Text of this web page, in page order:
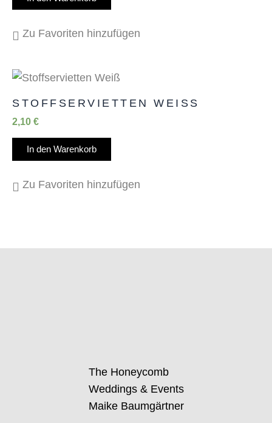
Zu Favoriten hinzufügen
STOFFSERVIETTEN WEISS
2,10 €
In den Warenkorb
Zu Favoriten hinzufügen
The Honeycomb
Weddings & Events
Maike Baumgärtner